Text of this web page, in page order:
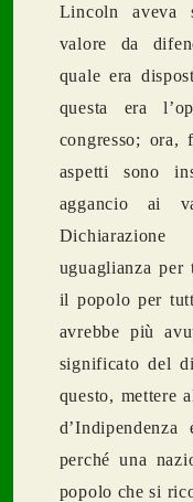
Lincoln aveva
valore da
quale era
questa era
congresso;
aspetti sono
aggancio ai
uguaglianza
il popolo per
avrebbe più
significato del
questo, mettere
perché una
popolo che si